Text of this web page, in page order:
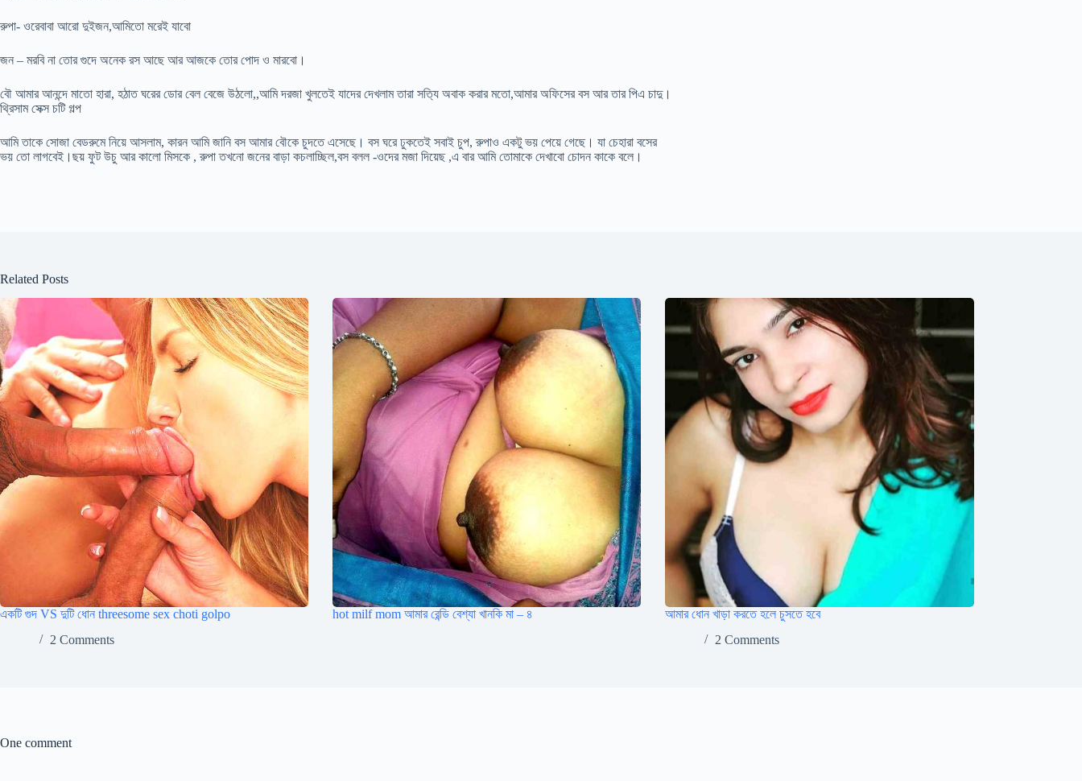
রুপা- ওরেবাবা আরো দুইজন,আমিতো মরেই যাবো
জন – মরবি না তোর গুদে অনেক রস আছে আর আজকে তোর পোদ ও মারবো।
বৌ আমার আনন্দে মাতো হারা, হঠাত ঘরের ডোর বেল বেজে উঠলো,,আমি দরজা খুলতেই যাদের দেখলাম তারা সত‍্যি অবাক করার মতো,আমার অফিসের বস আর তার পিএ চাদু।
থ্রিসাম সেক্স চটি গল্প
আমি তাকে সোজা বেডরুমে নিয়ে আসলাম, কারন আমি জানি বস আমার বৌকে চুদতে এসেছে। বস ঘরে ঢুকতেই সবাই চুপ, রুপাও একটু ভয় পেয়ে গেছে। যা চেহারা বসের
ভয় তো লাগবেই।ছয় ফুট উচু আর কালো মিসকে , রুপা তখনো জনের বাড়া কচলাচ্ছিল,বস বলল -ওদের মজা দিয়েছ ,এ বার আমি তোমাকে দেখাবো চোদন কাকে বলে।
Related Posts
একটি গুদ VS দুটি ধোন threesome sex choti golpo
2 Comments
hot milf mom আমার রেন্ডি বেশ্যা খানকি মা – ৪
আমার ধোন খাড়া করতে হলে চুসতে হবে
2 Comments
One comment